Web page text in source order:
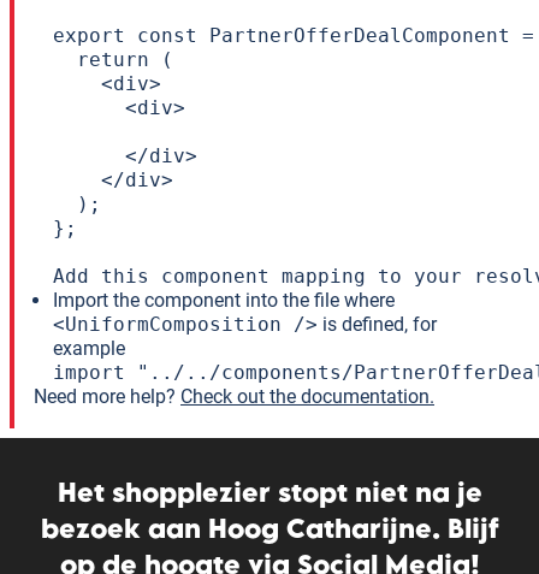
export const
  return (
    <div>
      <div>
      </div>
    </div>
  );
};
Add this component mapping to your
Import the component into the file where
<UniformComposition /> is defined, for
example
import "../../components/
Need more help? Check out the documentation.
Het shopplezier stopt niet na je
bezoek aan Hoog Catharijne. Blijf
op de hoogte via Social Media!